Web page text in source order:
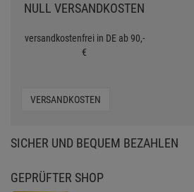
NULL VERSANDKOSTEN
versandkostenfrei in DE ab 90,-
€
VERSANDKOSTEN
SICHER UND BEQUEM BEZAHLEN
GEPRÜFTER SHOP